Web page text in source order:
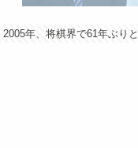
2005年、将棋界で61年ぶり